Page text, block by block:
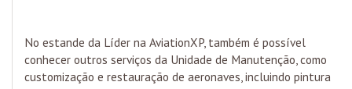
No estande da Líder na AviationXP, também é possível
conhecer outros serviços da Unidade de Manutenção, como
customização e restauração de aeronaves, incluindo pintura